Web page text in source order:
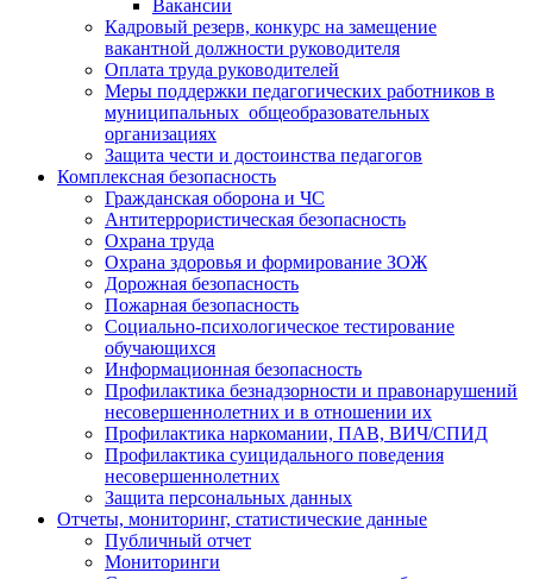
Вакансии
Кадровый резерв, конкурс на замещение
вакантной должности руководителя
Оплата труда руководителей
Меры поддержки педагогических работников в
муниципальных общеобразовательных
организациях
Защита чести и достоинства педагогов
Комплексная безопасность
Гражданская оборона и ЧС
Антитеррористическая безопасность
Охрана труда
Охрана здоровья и формирование ЗОЖ
Дорожная безопасность
Пожарная безопасность
Социально-психологическое тестирование
обучающихся
Информационная безопасность
Профилактика безнадзорности и правонарушений
несовершеннолетних и в отношении их
Профилактика наркомании, ПАВ, ВИЧ/СПИД
Профилактика суицидального поведения
несовершеннолетних
Защита персональных данных
Отчеты, мониторинг, статистические данные
Публичный отчет
Мониторинги